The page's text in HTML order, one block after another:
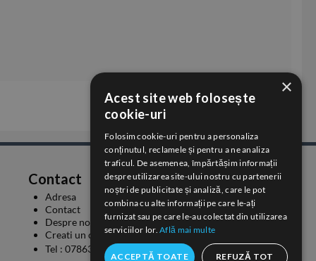
Contact
Adresa
Contact
Despre noi
Creati un cont
Tel : 0786310566
×
Acest site web folosește
cookie-uri
Folosim cookie-uri pentru a personaliza
conținutul, reclamele și pentru a ne analiza
traficul. De asemenea, împărtășim informații
despre utilizarea site-ului nostru cu partenerii
noștri de publicitate și analiză, care le pot
combina cu alte informații pe care le-ați
furnizat sau pe care le-au colectat din utilizarea
serviciilor lor.Află mai multe
ACCEPTĂ TOATE REFUZĂ TOT